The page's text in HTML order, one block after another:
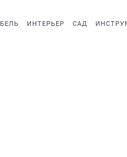
ИНТЕРЬЕР САД